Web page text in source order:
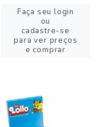
Faça seu login
ou
cadastre-se
para ver preços
e comprar